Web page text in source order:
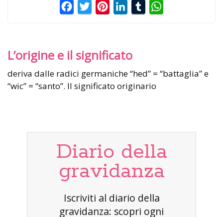
FacebookTwitterPinterestLinkedInTumblr
L’origine e il significato
deriva dalle radici germaniche “hed” = “battaglia” e
“wic” = “santo”. Il significato originario
Diario della
gravidanza
Iscriviti al diario della
gravidanza: scopri ogni